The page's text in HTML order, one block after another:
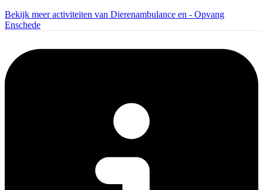
Bekijk meer activiteiten van Dierenambulance en - Opvang
Enschede